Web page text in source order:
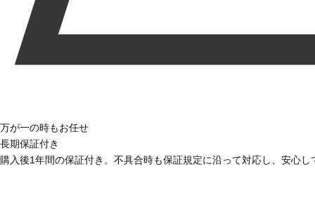
万が一の時もお任せ
長期保証付き
購入後1年間の保証付き。不具合時も保証規定に沿って対応し、安心